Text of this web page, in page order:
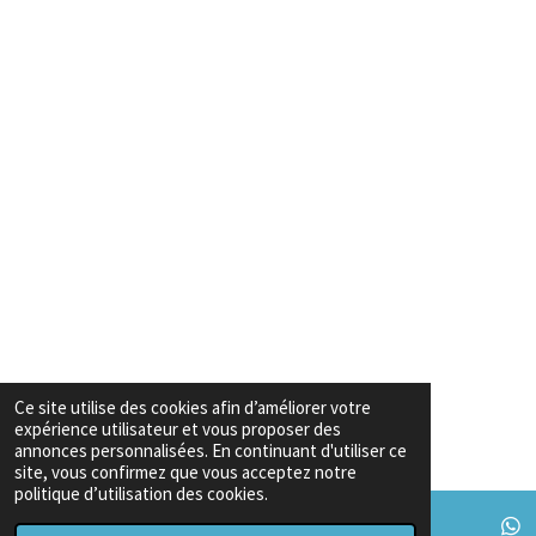
Ce site utilise des cookies afin d’améliorer votre
expérience utilisateur et vous proposer des
annonces personnalisées. En continuant d'utiliser ce
site, vous confirmez que vous acceptez notre
politique d’utilisation des cookies.